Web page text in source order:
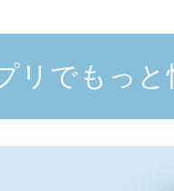
リでもっと